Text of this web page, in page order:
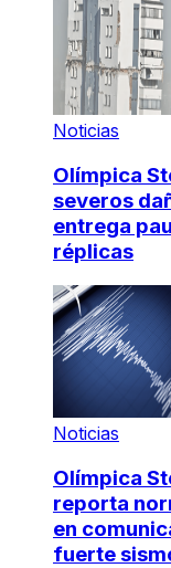
Noticias
Olímpica
severos
entrega
réplicas
Noticias
Olímpica
reporta
en
fuerte